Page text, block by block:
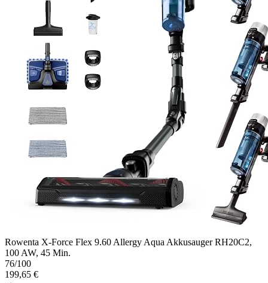
Rowenta X-Force Flex 9.60 Allergy Aqua Akkusauger RH20C2,
100 AW, 45 Min.
76/100
199,65 €